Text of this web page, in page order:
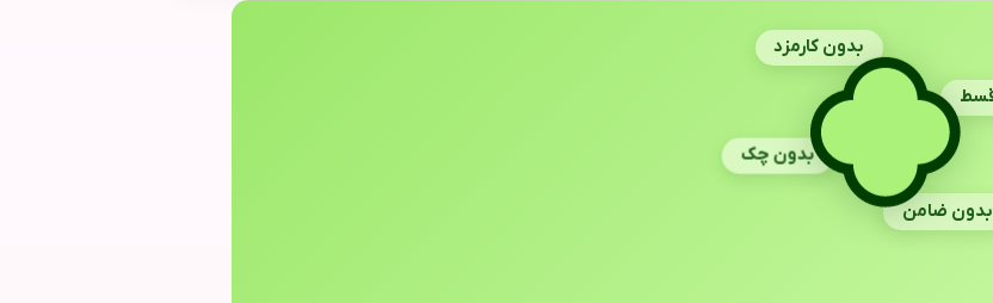
بدون کارمزد
بدون چک
بدون ضامن